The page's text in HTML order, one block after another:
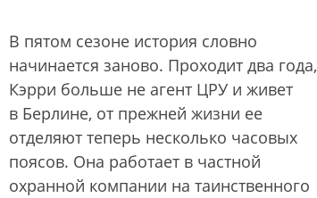
В пятом сезоне история словно
начинается заново. Проходит два года,
Кэрри больше не агент ЦРУ и живет
в Берлине, от прежней жизни ее
отделяют теперь несколько часовых
поясов. Она работает в частной
охранной компании на таинственного